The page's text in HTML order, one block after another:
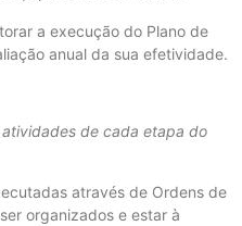
a execução do Plano de
anual da sua efetividade.
de cada etapa do
através de Ordens de
organizados e estar à